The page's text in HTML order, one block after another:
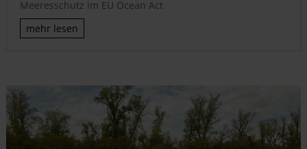
Meeresschutz im EU Ocean Act
mehr lesen